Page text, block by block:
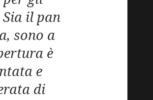
il pan
sono a
è
e
di